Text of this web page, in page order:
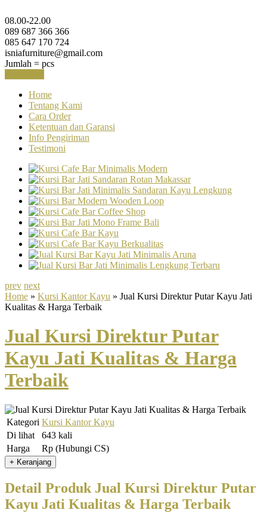
08.00-22.00
089 687 366 366
085 647 170 724
isniafurniture@gmail.com
Jumlah = pcs
Home
Tentang Kami
Cara Order
Ketentuan dan Garansi
Info Pengiriman
Testimoni
prev next
Home » Kursi Kantor Kayu » Jual Kursi Direktur Putar Kayu Jati
Kualitas & Harga Terbaik
Jual Kursi Direktur Putar
Kayu Jati Kualitas & Harga
Terbaik
Kategori Kursi Kantor Kayu
Di lihat
643 kali
Harga
Rp (Hubungi CS)
Detail Produk Jual Kursi Direktur Putar
Kayu Jati Kualitas & Harga Terbaik